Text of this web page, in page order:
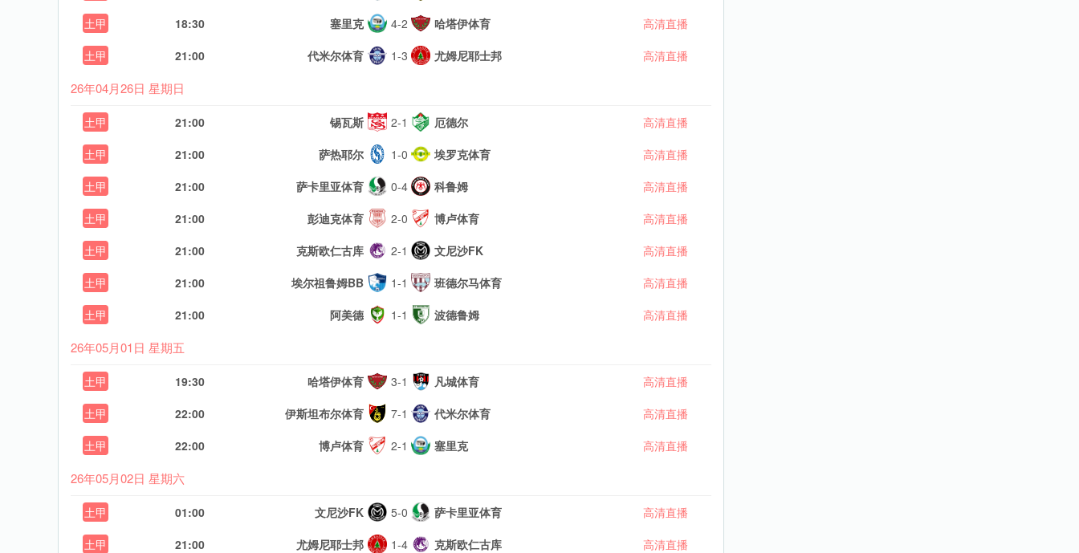
土甲
18:30 塞里克 4-2 哈塔伊体育
高清直播
土甲
21:00 代米尔体育 1-3 尤姆尼耶士邦 高清直播
26年04月26日 星期日
土甲 21:00 锡瓦斯 2-1 厄德尔
高清直播
土甲
21:00 萨热耶尔 1-0 埃罗克体育
高清直播
土甲
21:00 萨卡里亚体育 0-4 科鲁姆
高清直播
土甲
21:00 彭迪克体育 2-0 博卢体育
高清直播
土甲
21:00 克斯欧仁古库 2-1 文尼沙FK
高清直播
土甲
21:00 埃尔祖鲁姆BB 1-1 班德尔马体育
高清直播
土甲
21:00 阿美德 1-1 波德鲁姆 高清直播
26年05月01日 星期五
土甲 19:30 哈塔伊体育 3-1 凡城体育
高清直播
土甲
22:00 伊斯坦布尔体育 7-1 代米尔体育
高清直播
土甲
22:00 博卢体育 2-1 塞里克 高清直播
26年05月02日 星期六
土甲 01:00 文尼沙FK 5-0 萨卡里亚体育
高清直播
土甲
21:00 尤姆尼耶士邦 1-4 克斯欧仁古库
高清直播